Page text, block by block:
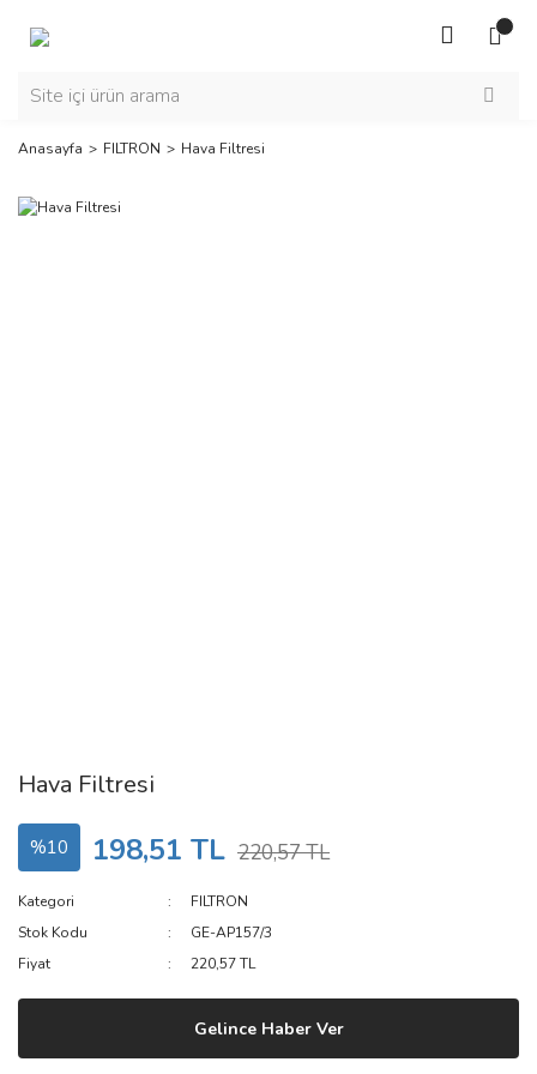
Anasayfa FILTRON Hava Filtresi
Hava Filtresi
%10 198,51 TL 220,57 TL
Kategori
FILTRON
Stok Kodu
GE-AP157/3
Fiyat
220,57 TL
Gelince Haber Ver